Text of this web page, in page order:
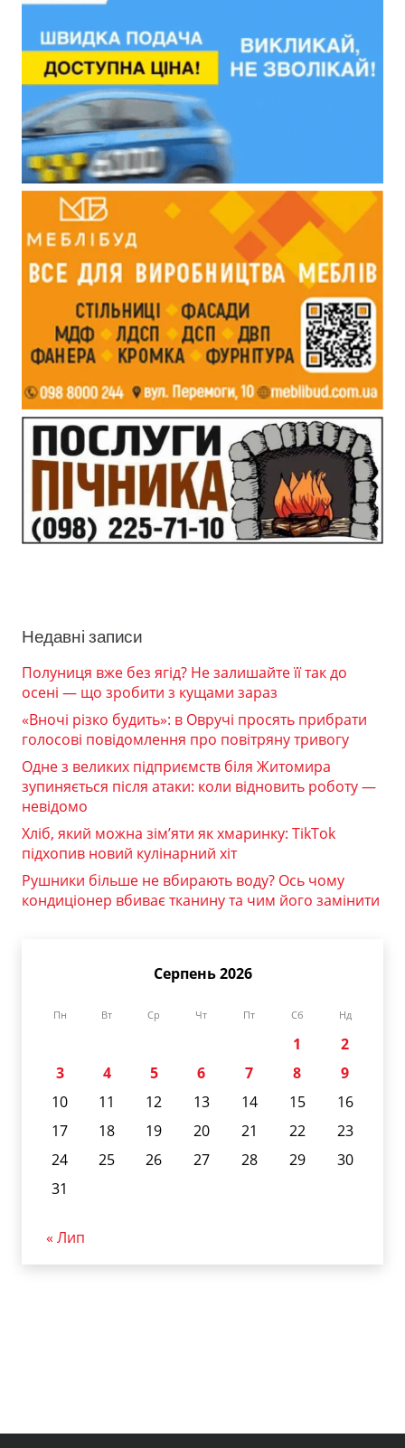
Недавні записи
Полуниця вже без ягід? Не залишайте її так до
осені — що зробити з кущами зараз
«Вночі різко будить»: в Овручі просять прибрати
голосові повідомлення про повітряну тривогу
Одне з великих підприємств біля Житомира
зупиняється після атаки: коли відновить роботу —
невідомо
Хліб, який можна зім’яти як хмаринку: TikTok
підхопив новий кулінарний хіт
Рушники більше не вбирають воду? Ось чому
кондиціонер вбиває тканину та чим його замінити
Серпень 2026
Пн Вт Ср Чт Пт Сб Нд
1
2
3
4 5 6 7 8
9
10
11 12 13 14 15
16
17
18 19 20 21 22
23
24
25 26 27 28 29
30
31
« Лип